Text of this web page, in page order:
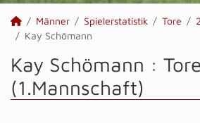
Männer Spielerstatistik Tore
Kay Schömann
Kay Schömann : Tore
(1.Mannschaft)